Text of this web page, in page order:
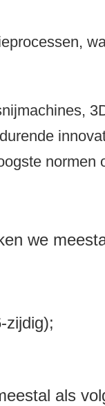
we
zijdig);
als